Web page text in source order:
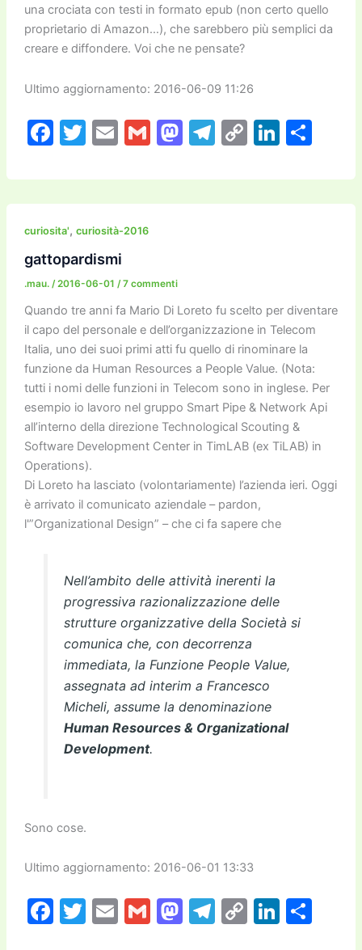
una crociata con testi in formato epub (non certo quello
proprietario di Amazon…), che sarebbero più semplici da
creare e diffondere. Voi che ne pensate?
Ultimo aggiornamento: 2016-06-09 11:26
F
c
e
b
o
o
k
T
itt
er
E
ai
l
G
ai
l
M
st
o
T
e
gr
C
p
y
Li
k
e
C
n
di
curiosita', curiosità-2016
gattopardismi
.mau. /2016-06-01 /7 commenti
Quando tre anni fa Mario Di Loreto fu scelto per diventare
il capo del personale e dell’organizzazione in Telecom
Italia, uno dei suoi primi atti fu quello di rinominare la
funzione da Human Resources a People Value. (Nota:
tutti i nomi delle funzioni in Telecom sono in inglese. Per
esempio io lavoro nel gruppo Smart Pipe & Network Api
all’interno della direzione Technological Scouting &
Software Development Center in TimLAB (ex TiLAB) in
Operations).
Di Loreto ha lasciato (volontariamente) l’azienda ieri. Oggi
è arrivato il comunicato aziendale – pardon,
l'”Organizational Design” – che ci fa sapere che
Nell’ambito delle attività inerenti la
progressiva razionalizzazione delle
strutture organizzative della Società si
comunica che, con decorrenza
immediata, la Funzione People Value,
assegnata ad interim a Francesco
Micheli, assume la denominazione
Human Resources & Organizational
Development.
Sono cose.
Ultimo aggiornamento: 2016-06-01 13:33
F T E G M T C Li C